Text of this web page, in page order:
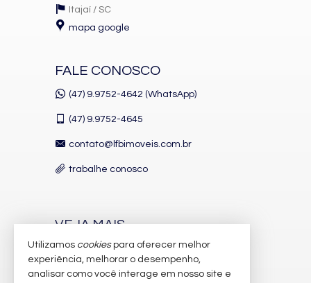
Itajaí / SC
mapa google
FALE CONOSCO
(47) 9.9752-4642 (WhatsApp)
(47) 9.9752-4645
contato@lfbimoveis.com.br
trabalhe conosco
VEJA MAIS
receba nosso newsletter
indicadores financeiros
Utilizamos cookiespara oferecer melhor
experiência, melhorar o desempenho,
analisar como você interage em nosso site e